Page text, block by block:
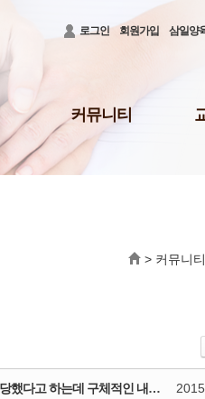
로그인
회원가입 삼일양
커뮤니티
공지사항
사역보고
사역일정
새가
> 커뮤니티
[Q&A] 5. 삼일교회 교인들을 포함하여 다수의 사람들이 홍대새교회 교인들에게 고소를 당했다고 하는데 구체적인 내용은 무엇인가요?